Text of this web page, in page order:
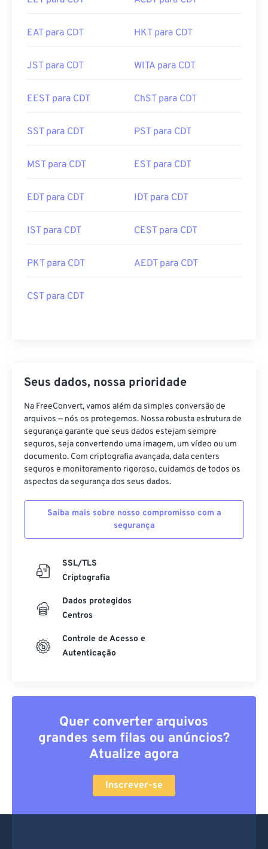
EAT para CDT HKT para CDT
JST para CDT WITA para CDT
EEST para CDT ChST para CDT
SST para CDT PST para CDT
MST para CDT EST para CDT
EDT para CDT IDT para CDT
IST para CDT CEST para CDT
PKT para CDT AEDT para CDT
CST para CDT
Seus dados, nossa prioridade
Na FreeConvert, vamos além da simples conversão de
arquivos — nós os protegemos. Nossa robusta estrutura de
segurança garante que seus dados estejam sempre
seguros, seja convertendo uma imagem, um vídeo ou um
documento. Com criptografia avançada, data centers
seguros e monitoramento rigoroso, cuidamos de todos os
aspectos da segurança dos seus dados.
Saiba mais sobre nosso compromisso com a
segurança
SSL/TLS
Criptografia
Dados protegidos
Centros
Controle de Acesso e
Autenticação
Quer converter arquivos
grandes sem filas ou anúncios?
Atualize agora
Inscrever-se